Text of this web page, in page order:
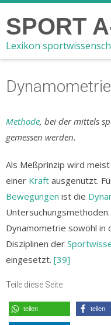
SPORT
Lexikon
Dynamometrie
Methode, bei der mittels
gemessen werden.
Als Meßprinzip wird
einer Kraft ausgenutzt.
Bewegungen ist die
Dynamometrie sowohl in
Disziplinen der
eingesetzt. [39]
Teile diese Seite
teilen teilen